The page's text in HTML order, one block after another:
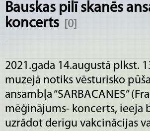
Bauskas pilī skanēs
koncerts
[0]
2021.gada 14.augustā plkst.
muzejā notiks vēsturisko
ansambļa “SARBACANES”
mēģinājums- koncerts, ieeja
uzrādot derīgu vakcinācijas